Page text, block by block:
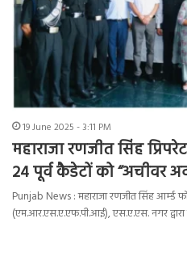
19 June 2025 - 3:11 PM
महाराजा रणजीत सिंह
24 पूर्व कैडेटों को “अचीवर
Punjab News : महाराजा रणजीत सिंह आर्म्ड
(एम.आर.एस.ए.एफ.पी.आई), एस.ए.एस. नगर द्वारा